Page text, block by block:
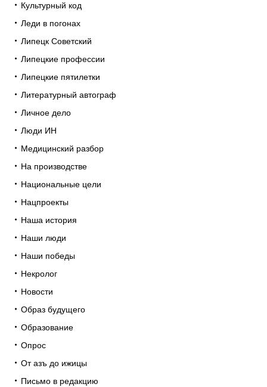
Культурный код
Леди в погонах
Липецк Советский
Липецкие профессии
Липецкие пятилетки
Литературный автограф
Личное дело
Люди ИН
Медицинский разбор
На производстве
Национальные цели
Нацпроекты
Наша история
Наши люди
Наши победы
Некролог
Новости
Образ будущего
Образование
Опрос
От азъ до ижицы
Письмо в редакцию